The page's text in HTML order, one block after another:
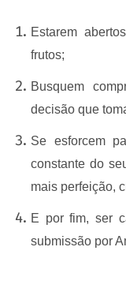
Estarem
frutos;
Busquem
decisão que
Se esforcem
constante do
mais perfeição,
E por fim, ser
submissão por